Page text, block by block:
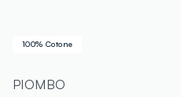
100% Cotone
PIOMBO